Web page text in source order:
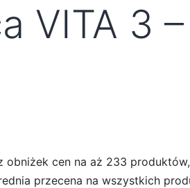
VITA 3 –
obniżek cen na aż 233
przecena na wszystkich